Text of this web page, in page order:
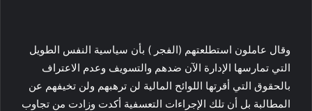
وقال عاملون استطلعتهم (الفجر ) بأن سياسية النفس الطويل
التي تمارسها الإدارة الآن ضدهم والتسويف وعدم الاعتراف
بالحقوق التي أقرتها اللوائح المالية لن ترهبهم ولن تخيفهم عن
المطالبة بل أن تلك الإجراءات التعسفية أكدت وزادت من تجاوب